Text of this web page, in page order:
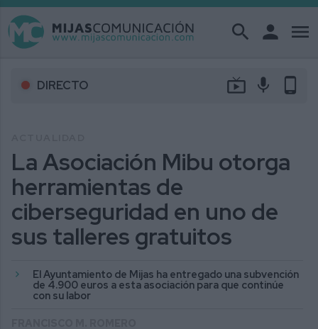
search person menu
DIRECTO live_tv mic phone_android
La Asociación Mibu otorga
herramientas de
ciberseguridad en uno de
sus talleres gratuitos
El Ayuntamiento de Mijas ha entregado una subvención
de 4.900 euros a esta asociación para que continúe
con su labor